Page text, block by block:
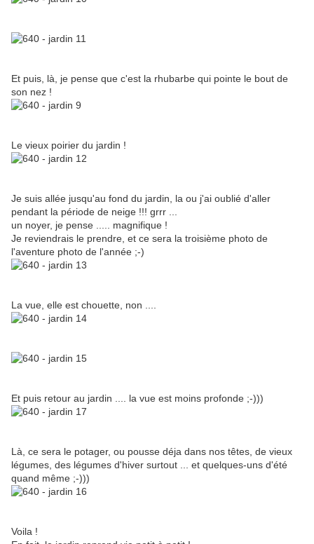
Et puis, là, je pense que c'est la rhubarbe qui pointe le bout de
son nez !
Le vieux poirier du jardin !
Je suis allée jusqu'au fond du jardin, la ou j'ai oublié d'aller
pendant la période de neige !!! grrr ...
un noyer, je pense ..... magnifique !
Je reviendrais le prendre, et ce sera la troisième photo de
l'aventure photo de l'année ;-)
La vue, elle est chouette, non ....
Et puis retour au jardin .... la vue est moins profonde ;-)))
Là, ce sera le potager, ou pousse déja dans nos têtes, de vieux
légumes, des légumes d'hiver surtout ... et quelques-uns d'été
quand même ;-)))
Voila !